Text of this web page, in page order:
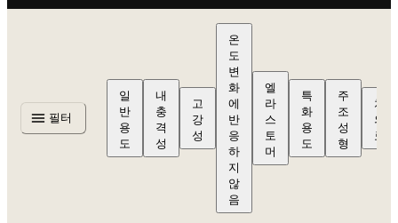
필터
일
반
용
도
내
충
격
성
고
강
성
온
도
변
화
에
반
응
하
지
않
음
엘
라
스
토
머
특
화
용
도
주
조
성
형
치
의
료